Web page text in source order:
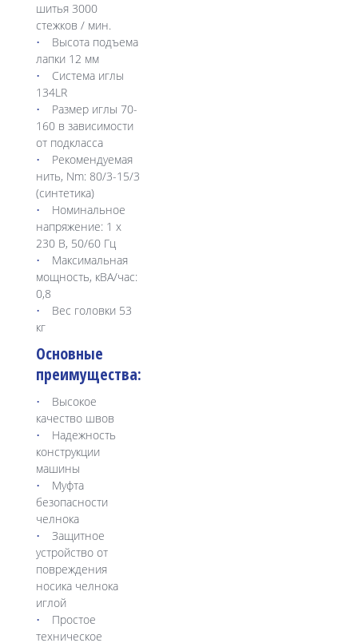
шитья 3000
стежков / мин.
Высота подъема
лапки 12 мм
Система иглы
134LR
Размер иглы 70-
160 в зависимости
от подкласса
Рекомендуемая
нить, Nm: 80/3-15/3
(синтетика)
Номинальное
напряжение: 1 х
230 В, 50/60 Гц
Максимальная
мощность, кВА/час:
0,8
Вес головки 53
кг
Основные
преимущества:
Высокое
качество швов
Надежность
конструкции
машины
Муфта
безопасности
челнока
Защитное
устройство от
повреждения
носика челнока
иглой
Простое
техническое